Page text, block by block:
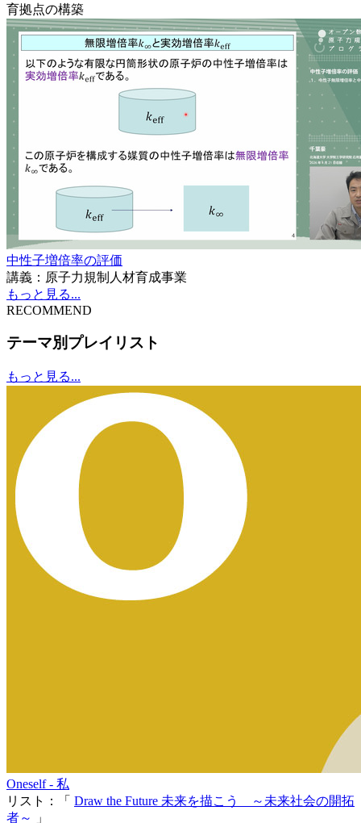
育拠点の構築
中性子増倍率の評価
講義：原子力規制人材育成事業
もっと見る...
RECOMMEND
テーマ別プレイリスト
もっと見る...
Oneself - 私
リスト：「 Draw the Future 未来を描こう ～未来社会の開拓
者～
」